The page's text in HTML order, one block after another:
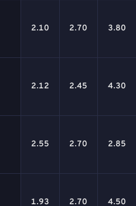
2.10 2.70 3.80
2.12 2.45 4.30
2.55 2.70 2.85
1.93 2.70 4.50